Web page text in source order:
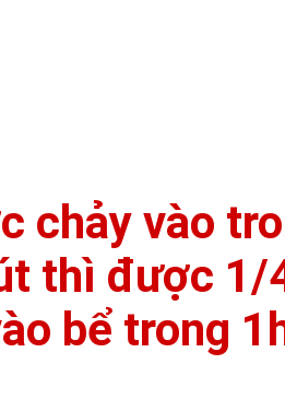
chảy vào
thì được 1/
bể trong